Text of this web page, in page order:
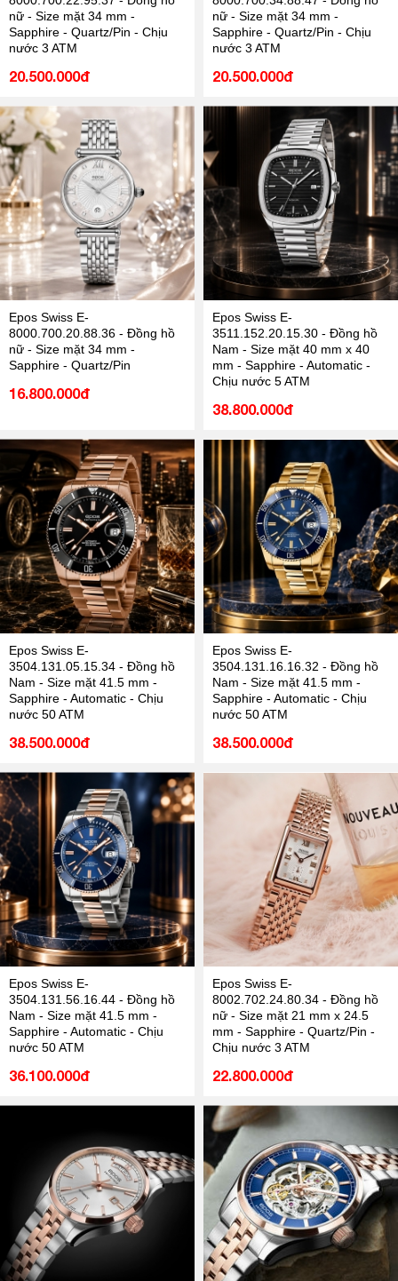
nữ - Size mặt 34 mm -
Sapphire - Quartz/Pin - Chịu
nước 3 ATM
20.500.000đ
nữ - Size mặt 34 mm -
Sapphire - Quartz/Pin - Chịu
nước 3 ATM
20.500.000đ
Epos Swiss E-
8000.700.20.88.36 - Đồng hồ
nữ - Size mặt 34 mm -
Sapphire - Quartz/Pin
16.800.000đ
Epos Swiss E-
3511.152.20.15.30 - Đồng hồ
Nam - Size mặt 40 mm x 40
mm - Sapphire - Automatic -
Chịu nước 5 ATM
38.800.000đ
Epos Swiss E-
3504.131.05.15.34 - Đồng hồ
Nam - Size mặt 41.5 mm -
Sapphire - Automatic - Chịu
nước 50 ATM
38.500.000đ
Epos Swiss E-
3504.131.16.16.32 - Đồng hồ
Nam - Size mặt 41.5 mm -
Sapphire - Automatic - Chịu
nước 50 ATM
38.500.000đ
Epos Swiss E-
3504.131.56.16.44 - Đồng hồ
Nam - Size mặt 41.5 mm -
Sapphire - Automatic - Chịu
nước 50 ATM
36.100.000đ
Epos Swiss E-
8002.702.24.80.34 - Đồng hồ
nữ - Size mặt 21 mm x 24.5
mm - Sapphire - Quartz/Pin -
Chịu nước 3 ATM
22.800.000đ